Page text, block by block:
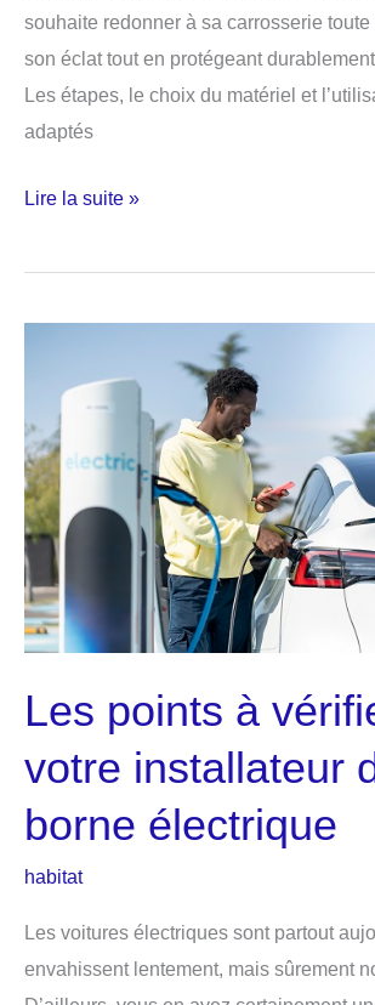
souhaite redonner à sa carrosserie
son éclat tout en protégeant
Les étapes, le choix du matériel et
adaptés
Quels
les
auto
parfait ?
Lire la suite »
Les points à
votre installateur
borne électrique
habitat
Les voitures électriques sont partout
envahissent lentement, mais sûrement